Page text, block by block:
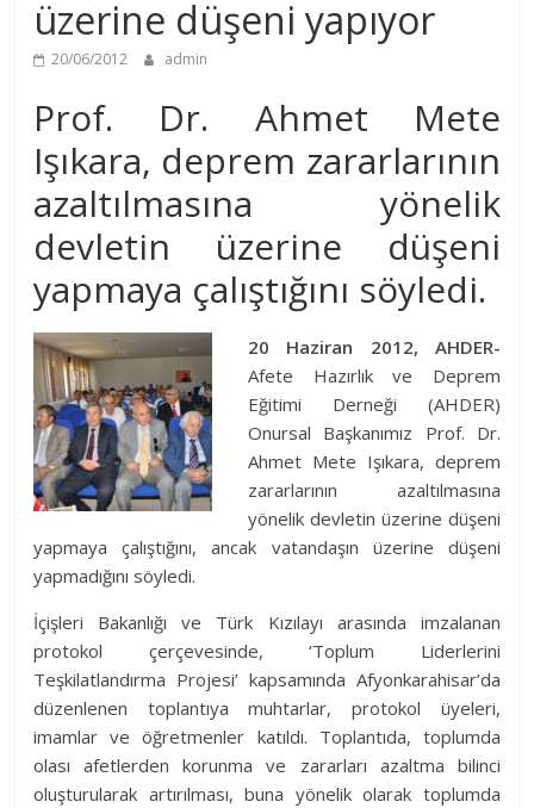
üzerine düşeni yapıyor
20/06/2012 admin
Prof. Dr. Ahmet Mete
Işıkara, deprem zararlarının
azaltılmasına yönelik
devletin üzerine düşeni
yapmaya çalıştığını söyledi.
20 Haziran 2012, AHDER-
Afete Hazırlık ve Deprem
Eğitimi Derneği (AHDER)
Onursal Başkanımız Prof. Dr.
Ahmet Mete Işıkara, deprem
zararlarının azaltılmasına
yönelik devletin üzerine düşeni
yapmaya çalıştığını, ancak vatandaşın üzerine düşeni
yapmadığını söyledi.
İçişleri Bakanlığı ve Türk Kızılayı arasında imzalanan
protokol çerçevesinde, ‘Toplum Liderlerini
Teşkilatlandırma Projesi’ kapsamında Afyonkarahisar’da
düzenlenen toplantıya muhtarlar, protokol üyeleri,
imamlar ve öğretmenler katıldı. Toplantıda, toplumda
olası afetlerden korunma ve zararları azaltma bilinci
oluşturularak artırılması, buna yönelik olarak toplumda